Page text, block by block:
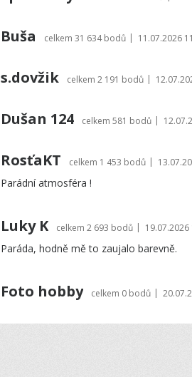
Buša celkem 31 634 bodů | 11.07.2026
s.dovžik celkem 2 191 bodů |
Dušan 124 celkem 581 bodů |
RosťaKT celkem 1 453 bodů |
Parádní atmosféra !
Luky K celkem 2 693 bodů | 19.07.2026
Paráda, hodně mě to zaujalo barevně.
Foto hobby celkem 0 bodů |